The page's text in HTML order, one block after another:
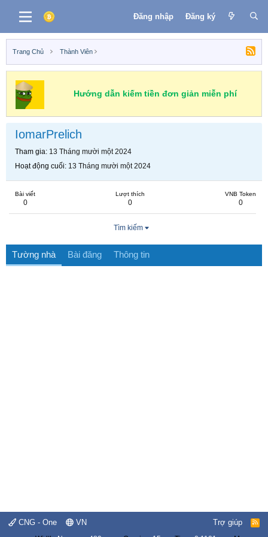
Đăng nhập Đăng ký
Trang Chủ Thành Viên
Hướng dẫn kiếm tiền đơn giản miễn phí
IomarPrelich
Tham gia 13 Tháng mười một 2024
Hoạt động cuối 13 Tháng mười một 2024
Bài viết
0
Lượt thích
0
VNB Token
0
Tìm kiếm
Tường nhà Bài đăng Thông tin
CNG - One VN Trợ giúp
R